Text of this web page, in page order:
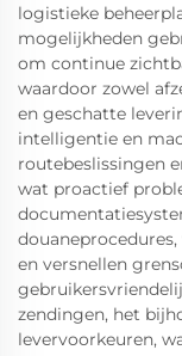
logistieke
mogelijkheden
om continue
waardoor zowel
en geschatte
intelligentie en
routebeslissingen
wat proactief
en versnellen
zendingen, het
levervoorkeuren,